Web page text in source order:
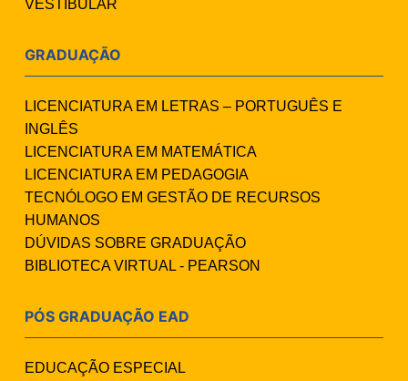
VESTIBULAR
GRADUAÇÃO
LICENCIATURA EM LETRAS – PORTUGUÊS E
INGLÊS
LICENCIATURA EM MATEMÁTICA
LICENCIATURA EM PEDAGOGIA
TECNÓLOGO EM GESTÃO DE RECURSOS
HUMANOS
DÚVIDAS SOBRE GRADUAÇÃO
BIBLIOTECA VIRTUAL - PEARSON
PÓS GRADUAÇÃO EAD
EDUCAÇÃO ESPECIAL